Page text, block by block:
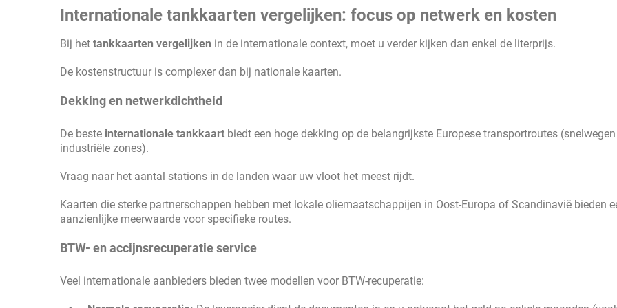
Internationale tankkaarten vergelijken: focus op netwerk en kosten
Bij het tankkaarten vergelijken in de internationale context, moet u verder kijken dan enkel de literprijs.
De kostenstructuur is complexer dan bij nationale kaarten.
Dekking en netwerkdichtheid
De beste internationale tankkaart biedt een hoge dekking op de belangrijkste Europese transportroutes (snelwegen
industriële zones).
Vraag naar het aantal stations in de landen waar uw vloot het meest rijdt.
Kaarten die sterke partnerschappen hebben met lokale oliemaatschappijen in Oost-Europa of Scandinavië bieden
aanzienlijke meerwaarde voor specifieke routes.
BTW- en accijnsrecuperatie service
Veel internationale aanbieders bieden twee modellen voor BTW-recuperatie: